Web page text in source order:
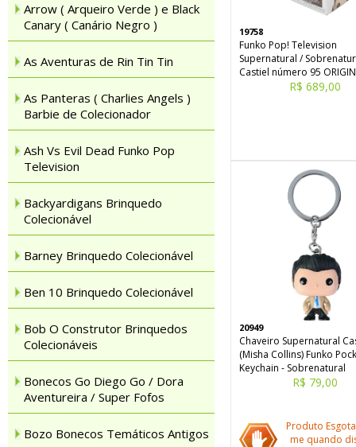
Arrow ( Arqueiro Verde ) e Black
Canary ( Canário Negro )
As Aventuras de Rin Tin Tin
As Panteras ( Charlies Angels )
Barbie de Colecionador
Ash Vs Evil Dead Funko Pop
Television
Backyardigans Brinquedo
Colecionável
Barney Brinquedo Colecionável
Ben 10 Brinquedo Colecionável
Bob O Construtor Brinquedos
Colecionáveis
Bonecos Go Diego Go / Dora
Aventureira / Super Fofos
Bozo Bonecos Temáticos Antigos
19758
Funko Pop! Television
Supernatural /
Castiel número 95
R$ 689,00
20949
Chaveiro Supernatural
(Misha Collins) Funko
Keychain - Sobrenatural
R$ 79,00
Produto
me quando